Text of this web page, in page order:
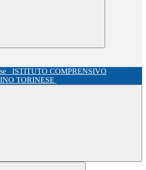
ISTITUTO COMPRENSIVO
TORINESE